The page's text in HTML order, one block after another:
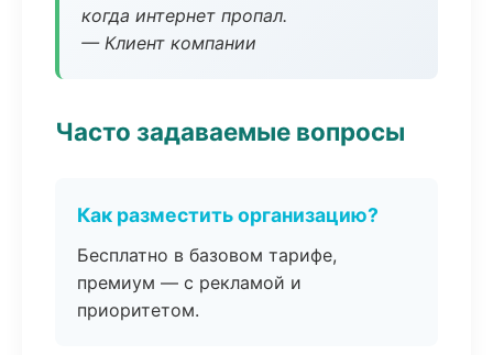
когда интернет пропал.
— Клиент компании
Часто задаваемые вопросы
Как разместить организацию?
Бесплатно в базовом тарифе,
премиум — с рекламой и
приоритетом.